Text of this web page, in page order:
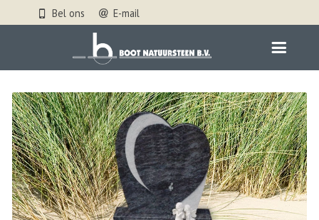
Bel ons E-mail